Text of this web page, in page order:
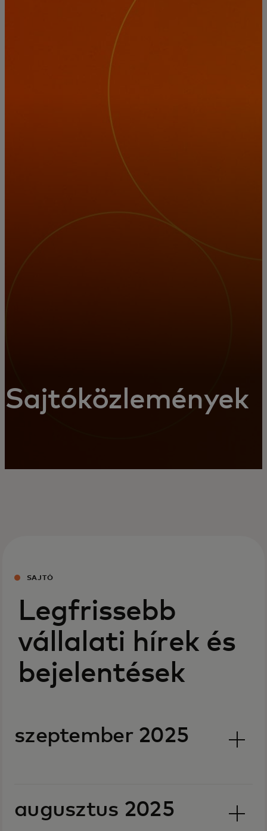
Vállalkozásoknak
Innovátoroknak
Hírek és trendek
Sajtóközlemények
SAJTÓ
Legfrissebb
vállalati hírek és
bejelentések
szeptember 2025
augusztus 2025